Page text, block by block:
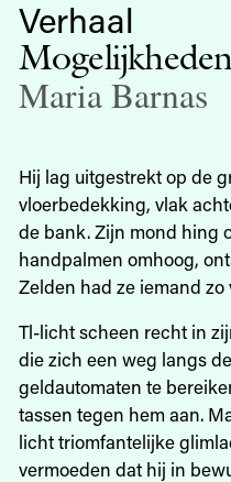
Verhaal
Maria Barnas
Hij lag uitgestrekt op de
vloerbedekking, vlak
de bank. Zijn mond hing
handpalmen omhoog,
Zelden had ze iemand
Tl-licht scheen recht in
die zich een weg langs
geldautomaten te
tassen tegen hem aan.
licht triomfantelijke
vermoeden dat hij in